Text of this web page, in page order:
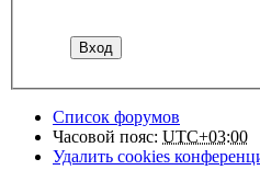
Список форумов
Часовой пояс: UTC+03:00
Удалить cookies